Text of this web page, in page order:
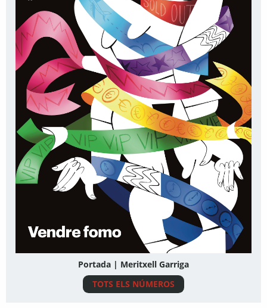
Portada | Meritxell Garriga
TOTS ELS NÚMEROS